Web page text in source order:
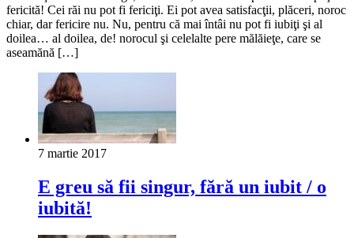
fericită! Cei răi nu pot fi fericiţi. Ei pot avea satisfacţii, plăceri, noroc
chiar, dar fericire nu. Nu, pentru că mai întâi nu pot fi iubiţi şi al
doilea… al doilea, de! norocul şi celelalte pere mălăieţe, care se
aseamănă […]
7 martie 2017
E greu să fii singur, fără un iubit / o
iubită!